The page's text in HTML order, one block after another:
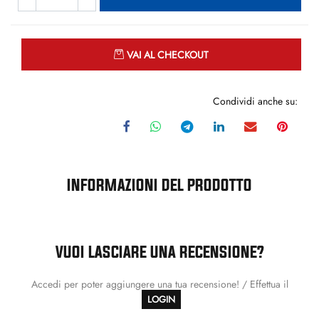
VAI AL CHECKOUT
Condividi anche su:
INFORMAZIONI DEL PRODOTTO
VUOI LASCIARE UNA RECENSIONE?
Accedi per poter aggiungere una tua recensione! / Effettua il
LOGIN